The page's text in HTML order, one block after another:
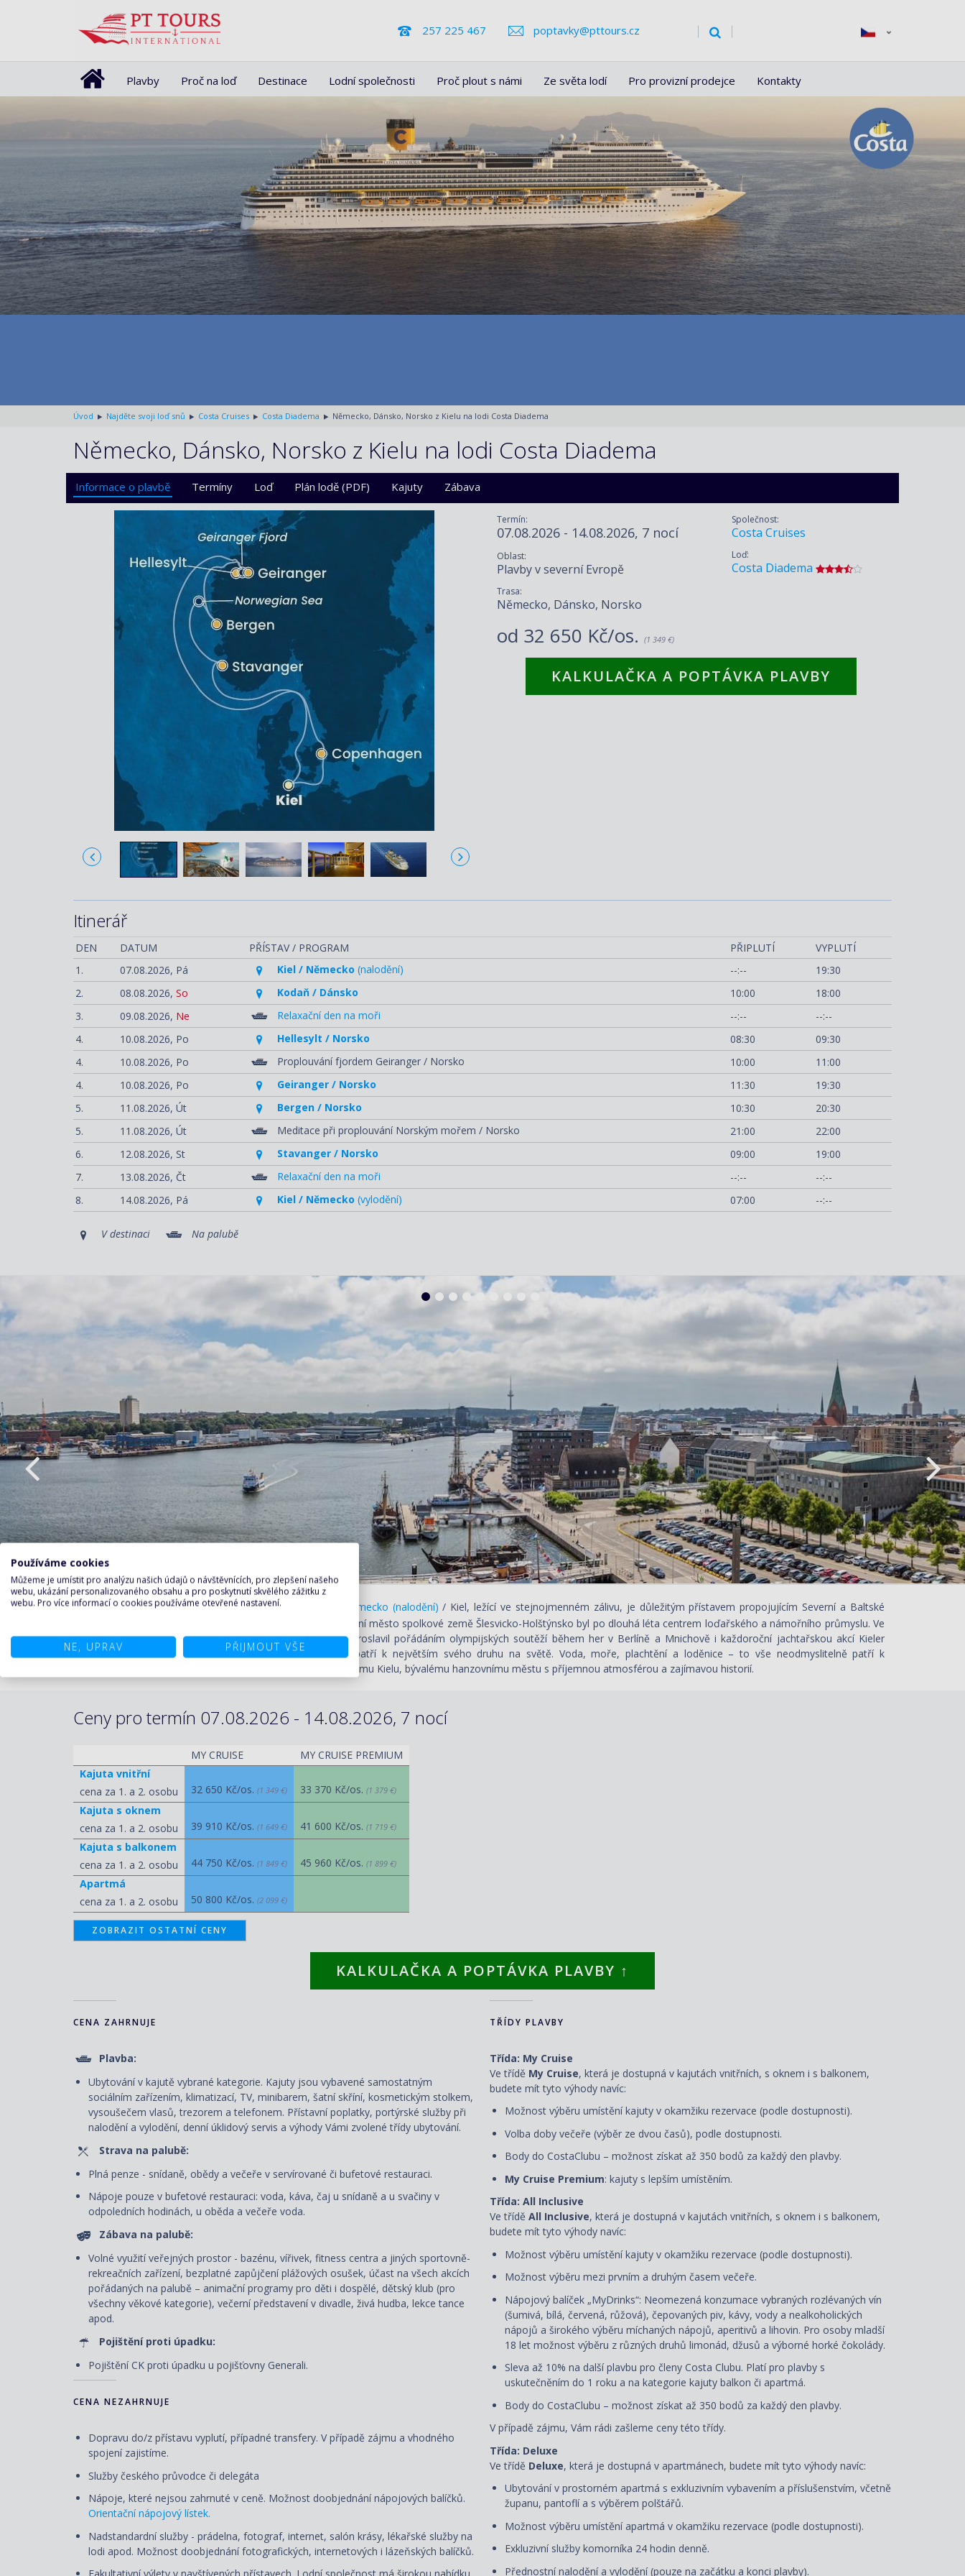
257 225 467 poptavky@pttours.cz
Plavby Proč na loď Destinace Lodní společnosti Proč plout s námi Ze světa lodí Pro provizní prodejce Kontakty
Úvod Najděte svoji loď snů Costa Cruises Costa Diadema Německo, Dánsko, Norsko z Kielu na lodi Costa Diadema
Německo, Dánsko, Norsko z Kielu na lodi Costa Diadema
Informace o plavbě Termíny Loď Plán lodě (PDF) Kajuty Zábava
Termín:
07.08.2026 - 14.08.2026, 7 nocí
Oblast:
Plavby v severní Evropě
Trasa:
Německo, Dánsko, Norsko
Společnost:
Costa Cruises
Loď:
Costa Diadema
od 32 650 Kč/os. (1 349 €)
KALKULAČKA A POPTÁVKA PLAVBY
Itinerář
DEN DATUM PŘÍSTAV / PROGRAM PŘIPLUTÍ
VYPLUTÍ
1.
07.08.2026, Pá Kiel / Německo (nalodění) --:--
19:30
2.
08.08.2026, So Kodaň / Dánsko 10:00
18:00
3.
09.08.2026, Ne Relaxační den na moři --:--
--:--
4.
10.08.2026, Po Hellesylt / Norsko 08:30
09:30
4.
10.08.2026, Po Proplouvání fjordem Geiranger / Norsko 10:00
11:00
4.
10.08.2026, Po Geiranger / Norsko 11:30
19:30
5.
11.08.2026, Út Bergen / Norsko 10:30
20:30
5.
11.08.2026, Út Meditace při proplouvání Norským mořem / Norsko 21:00
22:00
6.
12.08.2026, St Stavanger / Norsko 09:00
19:00
7.
13.08.2026, Čt Relaxační den na moři --:--
--:--
8.
14.08.2026, Pá Kiel / Německo (vylodění) 07:00 --:--
V destinaci Na palubě
1. den
Kiel / Německo (nalodění)/ Kiel, ležící ve stejnojmenném zálivu, je důležitým přístavem propojujícím Severní a Baltské
moře. Jako hlavní město spolkové země Šlesvicko-Holštýnsko byl po dlouhá léta centrem loďařského a námořního průmyslu. Ve
20. století se proslavil pořádáním olympijských soutěží během her v Berlíně a Mnichově i každoroční jachtařskou akcí Kieler
Woche, která patří k největším svého druhu na světě. Voda, moře, plachtění a loděnice – to vše neodmyslitelně patří k
severoněmeckému Kielu, bývalému hanzovnímu městu s příjemnou atmosférou a zajímavou historií.
Ceny pro termín 07.08.2026 - 14.08.2026, 7 nocí
MY CRUISE
MY CRUISE PREMIUM
Kajuta vnitřní
cena za 1. a 2. osobu
32 650 Kč/os. (1 349 €) 33 370 Kč/os. (1 379 €)
Kajuta s oknem
cena za 1. a 2. osobu
39 910 Kč/os. (1 649 €) 41 600 Kč/os. (1 719 €)
Kajuta s balkonem
cena za 1. a 2. osobu
44 750 Kč/os. (1 849 €) 45 960 Kč/os. (1 899 €)
Apartmá
cena za 1. a 2. osobu
50 800 Kč/os. (2 099 €)
ZOBRAZIT OSTATNÍ CENY
KALKULAČKA A POPTÁVKA PLAVBY ↑
CENA ZAHRNUJE
Plavba:
Ubytování v kajutě vybrané kategorie. Kajuty jsou vybavené samostatným
sociálním zařízením, klimatizací, TV, minibarem, šatní skříní, kosmetickým stolkem,
vysoušečem vlasů, trezorem a telefonem. Přístavní poplatky, portýrské služby při
nalodění a vylodění, denní úklidový servis a výhody Vámi zvolené třídy ubytování.
Strava na palubě:
Plná penze - snídaně, obědy a večeře v servírované či bufetové restauraci.
Nápoje pouze v bufetové restauraci: voda, káva, čaj u snídaně a u svačiny v
odpoledních hodinách, u oběda a večeře voda.
Zábava na palubě:
Volné využití veřejných prostor - bazénu, vířivek, fitness centra a jiných sportovně-
rekreačních zařízení, bezplatné zapůjčení plážových osušek, účast na všech akcích
pořádaných na palubě – animační programy pro děti i dospělé, dětský klub (pro
všechny věkové kategorie), večerní představení v divadle, živá hudba, lekce tance
apod.
Pojištění proti úpadku:
Pojištění CK proti úpadku u pojišťovny Generali.
CENA NEZAHRNUJE
Dopravu do/z přístavu vyplutí, případné transfery. V případě zájmu a vhodného
spojení zajistíme.
Služby českého průvodce či delegáta
Nápoje, které nejsou zahrnuté v ceně. Možnost doobjednání nápojových balíčků.
Orientační nápojový lístek.
Nadstandardní služby - prádelna, fotograf, internet, salón krásy, lékařské služby na
lodi apod. Možnost doobjednání fotografických, internetových i lázeňských balíčků.
TŘÍDY PLAVBY
Třída: My Cruise
Ve třídě My Cruise, která je dostupná v kajutách vnitřních, s oknem i s balkonem,
budete mít tyto výhody navíc:
Možnost výběru umístění kajuty v okamžiku rezervace (podle dostupnosti).
Volba doby večeře (výběr ze dvou časů), podle dostupnosti.
Body do CostaClubu – možnost získat až 350 bodů za každý den plavby.
My Cruise Premium: kajuty s lepším umístěním.
Třída: All Inclusive
Ve třídě All Inclusive, která je dostupná v kajutách vnitřních, s oknem i s balkonem,
budete mít tyto výhody navíc:
Možnost výběru umístění kajuty v okamžiku rezervace (podle dostupnosti).
Možnost výběru mezi prvním a druhým časem večeře.
Nápojový balíček „MyDrinks“: Neomezená konzumace vybraných rozlévaných vín
(šumivá, bílá, červená, růžová), čepovaných piv, kávy, vody a nealkoholických
nápojů a širokého výběru míchaných nápojů, aperitivů a lihovin. Pro osoby mladší
18 let možnost výběru z různých druhů limonád, džusů a výborné horké čokolády.
Sleva až 10% na další plavbu pro členy Costa Clubu. Platí pro plavby s
uskutečněním do 1 roku a na kategorie kajuty balkon či apartmá.
Body do CostaClubu – možnost získat až 350 bodů za každý den plavby.
V případě zájmu, Vám rádi zašleme ceny této třídy.
Třída: Deluxe
Ve třídě Deluxe, která je dostupná v apartmánech, budete mít tyto výhody navíc:
Ubytování v prostorném apartmá s exkluzivním vybavením a příslušenstvím, včetně
županu, pantoflí a s výběrem polštářů.
Možnost výběru umístění apartmá v okamžiku rezervace (podle dostupnosti).
Exkluzivní služby komorníka 24 hodin denně.
Přednostní nalodění a vylodění (pouze na začátku a konci plavby).
Používáme cookies
Můžeme je umístit pro analýzu našich údajů o návštěvnících, pro zlepšení našeho
webu, ukázání personalizovaného obsahu a pro poskytnutí skvělého zážitku z
webu. Pro více informací o cookies používáme otevřené nastavení.
NE, UPRAV PŘIJMOUT VŠE